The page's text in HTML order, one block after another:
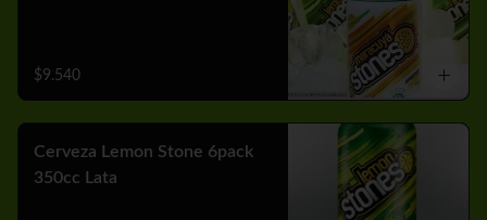
$9.540
Cerveza Lemon Stone 6pack
350cc Lata